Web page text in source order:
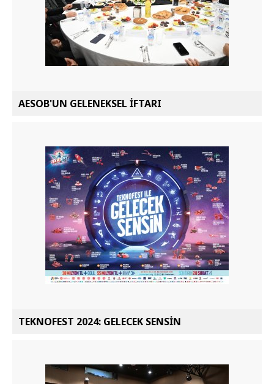
AESOB'UN GELENEKSEL İFTARI
TEKNOFEST 2024: GELECEK SENSİN